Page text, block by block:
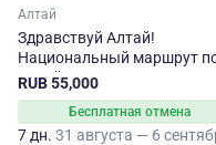
Алтай
Здравствуй Алтай!
Национальный маршрут
Алтайскому краю
RUB 55,000
Бесплатная отмена
7 дн. 31 августа — 6